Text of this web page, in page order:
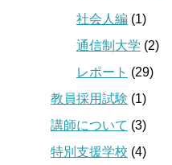
社会人編 (1)
通信制大学 (2)
レポート (29)
教員採用試験 (1)
講師について (3)
特別支援学校 (4)